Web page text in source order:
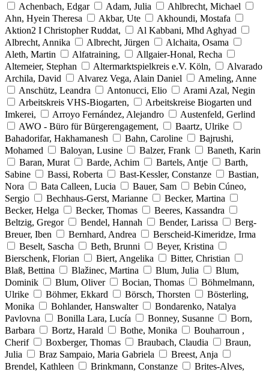
Achenbach, Edgar
Adam, Julia
Ahlbrecht, Michael
Ahn, Hyein Theresa
Akbar, Ute
Akhoundi, Mostafa
Aktion2 I Christopher Ruddat,
Al Kabbani, Mhd Aghyad
Albrecht, Annika
Albrecht, Jürgen
Alchaita, Osama
Aleth, Martin
Alfatraining,
Allgaier-Honal, Recha
Altemeier, Stephan
Altermarktspielkreis e.V. Köln,
Alvarado
Archila, David
Alvarez Vega, Alain Daniel
Ameling, Anne
Anschütz, Leandra
Antonucci, Elio
Arami Azal, Negin
Arbeitskreis VHS-Biogarten,
Arbeitskreise Biogarten und
Imkerei,
Arroyo Fernández, Alejandro
Austenfeld, Gerlind
AWO - Büro für Bürgerengagement,
Baartz, Ulrike
Bahadorifar, Hakhamanesh
Bahn, Caroline
Bajrushi,
Mohamed
Baloyan, Lusine Balzer, Frank
Baneth, Karin
Baran, Murat
Barde, Achim Bartels, Antje
Barth,
Sabine
Bassi, Roberta Bast-Kessler, Constanze
Bastian,
Nora
Bata Calleen, Lucia Bauer, Sam
Bebin Cúneo,
Sergio
Bechhaus-Gerst, Marianne
Becker, Martina
Becker, Helga
Becker, Thomas
Beeres, Kassandra
Beltzig, Gregor
Bendel, Hannah Bender, Larissa
Berg-
Breuer, Iben
Bernhard, Andrea
Berscheid-Kimeridze, Irma
Beselt, Sascha
Beth, Brunni
Beyer, Kristina
Bierschenk, Florian
Biert, Angelika
Bitter, Christian
Blaß, Bettina
Blažinec, Martina Blum, Julia
Blum,
Dominik
Blum, Oliver Bocian, Thomas
Böhmelmann,
Ulrike
Böhmer, Ekkard Börsch, Thorsten
Bösterling,
Monika
Bohlander, Hanswalter
Bondarenko, Natalya
Pavlovna
Bonilla Lara, Lucía Bonney, Susanne
Born,
Barbara
Bortz, Harald Bothe, Monika
Bouharroun ,
Cherif
Boxberger, Thomas Braubach, Claudia
Braun,
Julia
Braz Sampaio, Maria Gabriela
Breest, Anja
Brendel, Kathleen
Brinkmann, Constanze
Brites-Alves,